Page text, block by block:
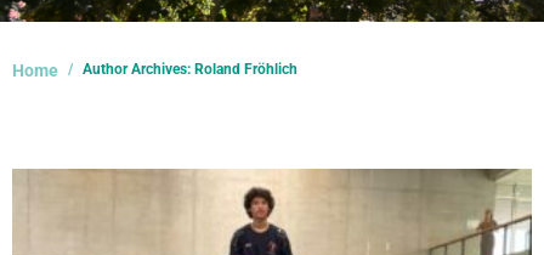
Home Author Archives: Roland Fröhlich